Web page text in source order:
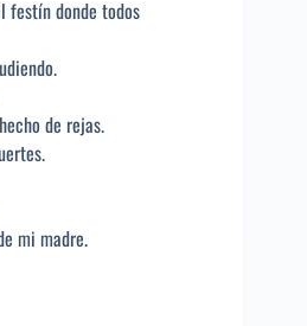
festín donde todos
de rejas.
mi madre.